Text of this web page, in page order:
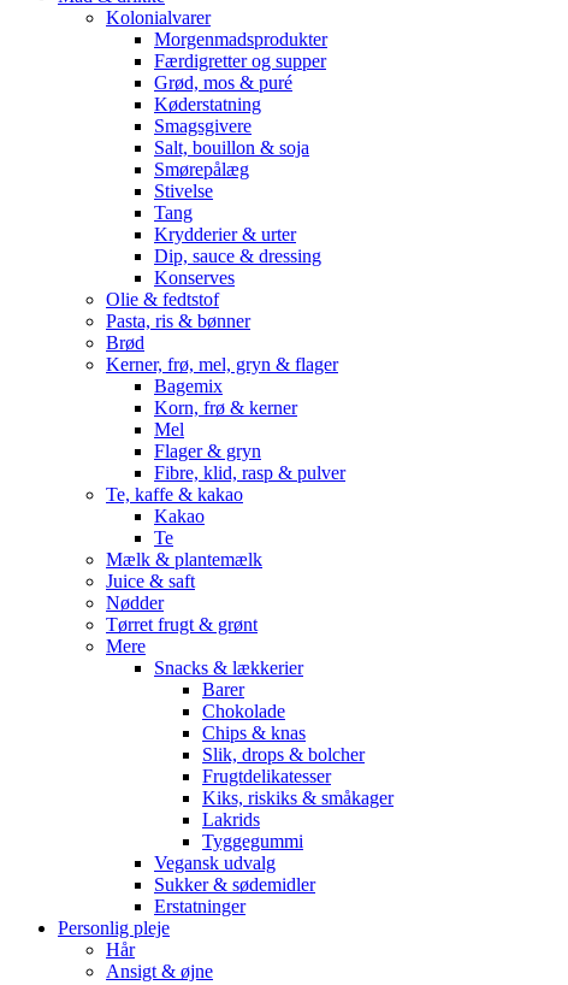
Kolonialvarer
Morgenmadsprodukter
Færdigretter og supper
Grød, mos & puré
Køderstatning
Smagsgivere
Salt, bouillon & soja
Smørepålæg
Stivelse
Tang
Krydderier & urter
Dip, sauce & dressing
Konserves
Olie & fedtstof
Pasta, ris & bønner
Brød
Kerner, frø, mel, gryn & flager
Bagemix
Korn, frø & kerner
Mel
Flager & gryn
Fibre, klid, rasp & pulver
Te, kaffe & kakao
Kakao
Te
Mælk & plantemælk
Juice & saft
Nødder
Tørret frugt & grønt
Mere
Snacks & lækkerier
Barer
Chokolade
Chips & knas
Slik, drops & bolcher
Frugtdelikatesser
Kiks, riskiks & småkager
Lakrids
Tyggegummi
Vegansk udvalg
Sukker & sødemidler
Erstatninger
Personlig pleje
Hår
Ansigt & øjne